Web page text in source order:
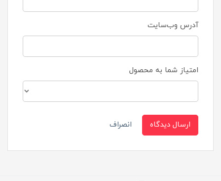
آدرس وب‌سایت
امتیاز شما به محصول
ارسال دیدگاه انصراف